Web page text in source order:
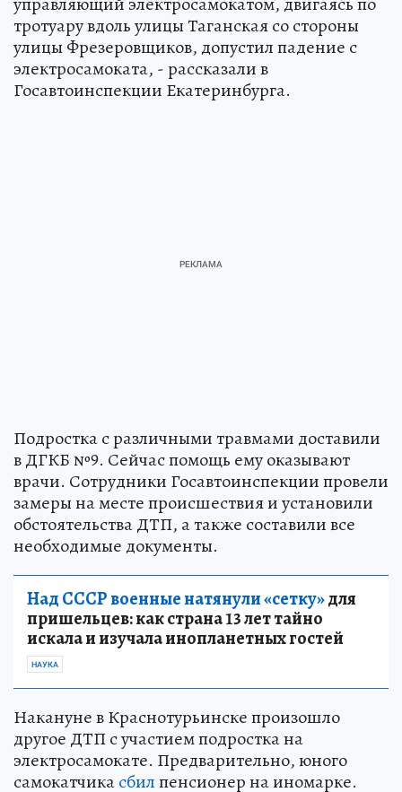
тротуару вдоль улицы Таганская со стороны
улицы Фрезеровщиков, допустил падение с
электросамоката, - рассказали в
Госавтоинспекции Екатеринбурга.
Подростка с различными травмами доставили
в ДГКБ №9. Сейчас помощь ему оказывают
врачи. Сотрудники Госавтоинспекции провели
замеры на месте происшествия и установили
обстоятельства ДТП, а также составили все
необходимые документы.
Над СССР военные натянули «сетку»для
пришельцев: как страна 13 лет тайно
искала и изучала инопланетных гостей
НАУКА
Накануне в Краснотурьинске произошло
другое ДТП с участием подростка на
электросамокате. Предварительно, юного
самокатчикасбилпенсионер на иномарке.